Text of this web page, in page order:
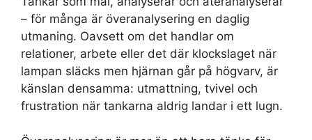
– för många är överanalysering en daglig
utmaning. Oavsett om det handlar om
relationer, arbete eller det där klockslaget när
lampan släcks men hjärnan går på högvarv, är
känslan densamma: utmattning, tvivel och
frustration när tankarna aldrig landar i ett lugn.